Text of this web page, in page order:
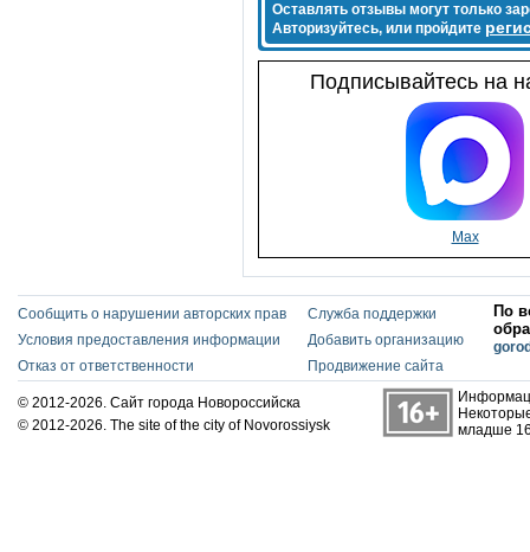
Оставлять отзывы могут только
Авторизуйтесь, или пройдите
Подписывайтесь на
Max
Сообщить о нарушении авторских прав
Условия предоставления информации
Отказ от ответственности
Служба поддержки
Добавить организацию
Продвижение сайта
По
© 2012-2026. Сайт города Новороссийска
© 2012-2026. The site of the city of Novorossiysk
младше